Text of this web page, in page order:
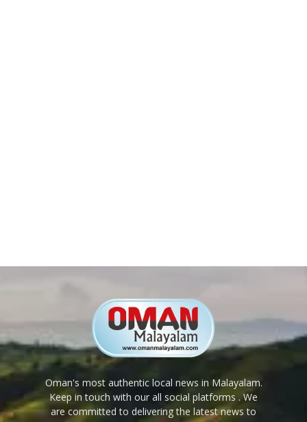
Oman's most authentic local news in Malayalam.
Keep in touch with our all social platforms . We
are committed to delivering the latest news to